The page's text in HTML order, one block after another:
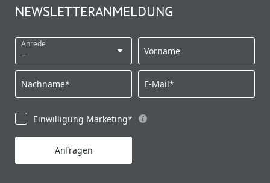
NEWSLETTERANMELDUNG
Anrede
Vorname
Nachname* E-Mail*
Einwilligung Marketing*
Anfragen